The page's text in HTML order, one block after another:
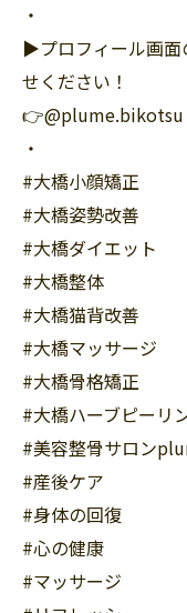
・
▶︎プロフィール画面
せください！
👉@plume.bikotsu
・
#大橋小顔矯正
#大橋姿勢改善
#大橋ダイエット
#大橋整体
#大橋猫背改善
#大橋マッサージ
#大橋骨格矯正
#大橋ハーブピーリ
#美容整骨サロン
#産後ケア
#身体の回復
#心の健康
#マッサージ